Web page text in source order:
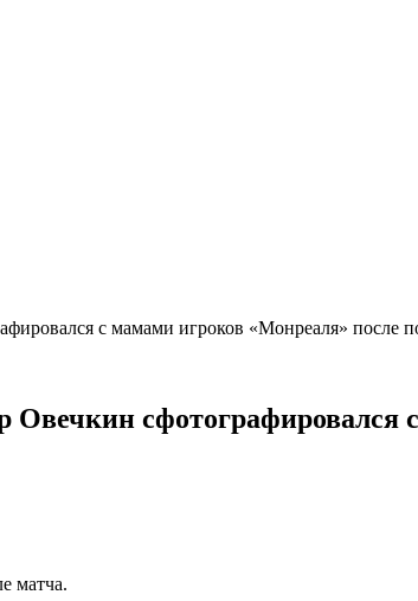
с мамами игроков «Монреаля» после
сфотографировался
матча.